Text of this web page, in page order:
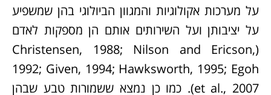
על מערכות אקולוגיות והמגוון הביולוגי בהן שמשפיע
על יציבותן ועל השירותים אותם הן מספקות לאדם
(Christensen, 1988; Nilson and Ericson,
1992; Given, 1994; Hawksworth, 1995; Egoh
et al., 2007). כמו כן נמצא ששמורות טבע שבהן